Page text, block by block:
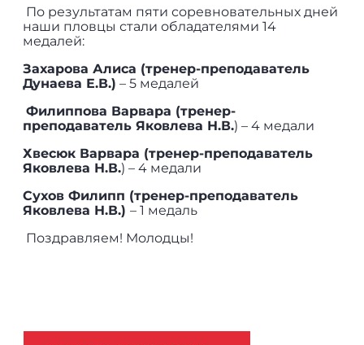
По результатам пяти соревновательных дней
наши пловцы стали обладателями 14
медалей:
Захарова Алиса (тренер-преподаватель
Дунаева Е.В.) – 5 медалей
Филиппова Варвара (тренер-
преподаватель Яковлева Н.В.) – 4 медали
Хвесюк Варвара (тренер-преподаватель
Яковлева Н.В.) – 4 медали
Сухов Филипп (тренер-преподаватель
Яковлева Н.В.)– 1 медаль
Поздравляем! Молодцы!